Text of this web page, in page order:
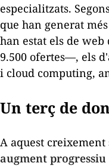
especialitzats.
que han generat
han estat els de web
9.500 ofertes—, els d'
i cloud computing,
Un terç de
A aquest
augment progressiu